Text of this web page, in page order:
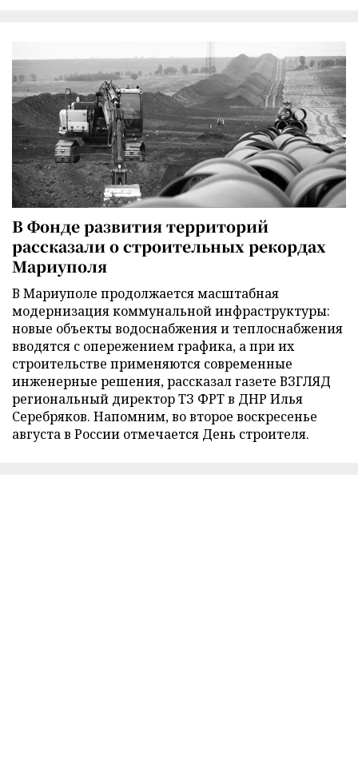
В Фонде развития территорий
рассказали о строительных рекордах
Мариуполя
В Мариуполе продолжается масштабная
модернизация коммунальной инфраструктуры:
новые объекты водоснабжения и теплоснабжения
вводятся с опережением графика, а при их
строительстве применяются современные
инженерные решения, рассказал газете ВЗГЛЯД
региональный директор ТЗ ФРТ в ДНР Илья
Серебряков. Напомним, во второе воскресенье
августа в России отмечается День строителя.